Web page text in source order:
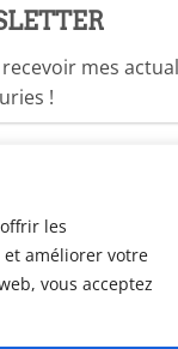
les
améliorer votre
vous acceptez
mes
!